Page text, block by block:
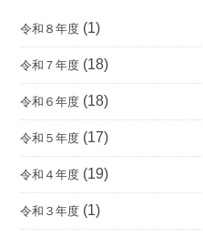
令和８年度 (1)
令和７年度 (18)
令和６年度 (18)
令和５年度 (17)
令和４年度 (19)
令和３年度 (1)